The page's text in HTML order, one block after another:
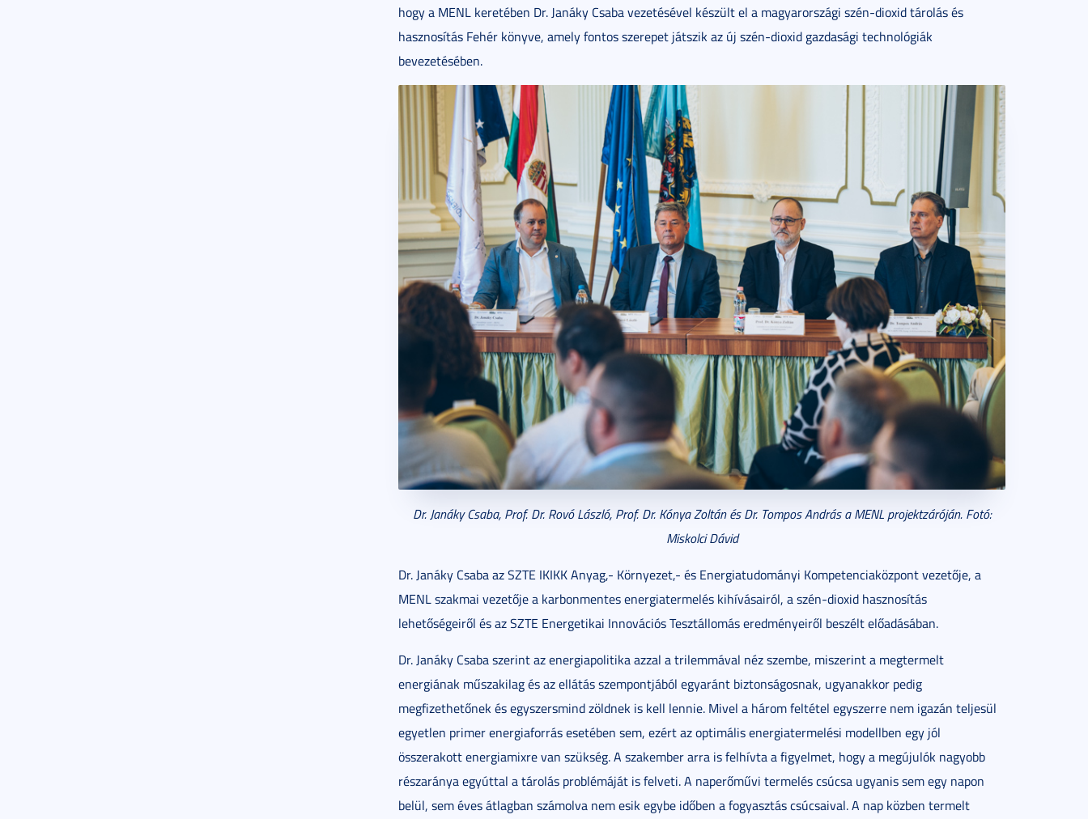
hogy a MENL keretében Dr. Janáky Csaba vezetésével készült el a magyarországi szén-dioxid tárolás és
hasznosítás Fehér könyve, amely fontos szerepet játszik az új szén-dioxid gazdasági technológiák
bevezetésében.
Dr. Janáky Csaba, Prof. Dr. Rovó László, Prof. Dr. Kónya Zoltán és Dr. Tompos András a MENL projektzáróján. Fotó:
Miskolci Dávid
Dr. Janáky Csaba az SZTE IKIKK Anyag,- Környezet,- és Energiatudományi Kompetenciaközpont vezetője, a
MENL szakmai vezetője a karbonmentes energiatermelés kihívásairól, a szén-dioxid hasznosítás
lehetőségeiről és az SZTE Energetikai Innovációs Tesztállomás eredményeiről beszélt előadásában.
Dr. Janáky Csaba szerint az energiapolitika azzal a trilemmával néz szembe, miszerint a megtermelt
energiának műszakilag és az ellátás szempontjából egyaránt biztonságosnak, ugyanakkor pedig
megfizethetőnek és egyszersmind zöldnek is kell lennie. Mivel a három feltétel egyszerre nem igazán teljesül
egyetlen primer energiaforrás esetében sem, ezért az optimális energiatermelési modellben egy jól
összerakott energiamixre van szükség. A szakember arra is felhívta a figyelmet, hogy a megújulók nagyobb
részaránya egyúttal a tárolás problémáját is felveti. A naperőművi termelés csúcsa ugyanis sem egy napon
belül, sem éves átlagban számolva nem esik egybe időben a fogyasztás csúcsaival. A nap közben termelt